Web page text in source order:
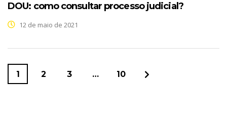
DOU: como consultar processo judicial?
12 de maio de 2021
1 2 3 … 10